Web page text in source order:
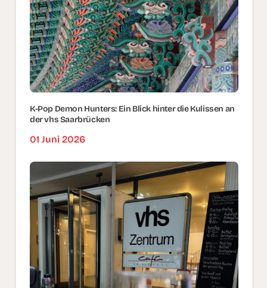
K-Pop Demon Hunters: Ein Blick hinter die Kulissen an
der vhs Saarbrücken
01 Juni 2026